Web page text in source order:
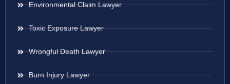
Environmental Claim Lawyer
Toxic Exposure Lawyer
Wrongful Death Lawyer
Burn Injury Lawyer